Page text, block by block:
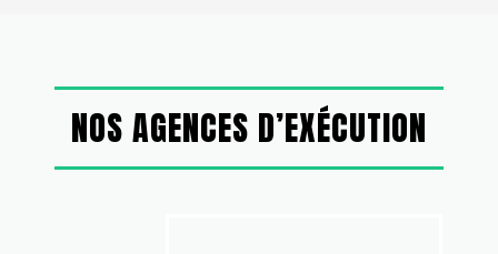
NOS AGENCES D’EXÉCUTION